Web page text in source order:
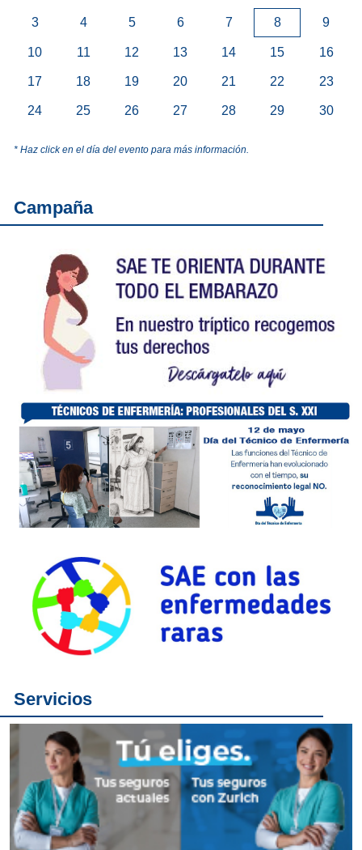
3 4 5 6 7 8 9
10 11 12 13 14 15 16
17 18 19 20 21 22 23
24 25 26 27 28 29 30
* Haz click en el día del evento para más información.
Campaña
Servicios